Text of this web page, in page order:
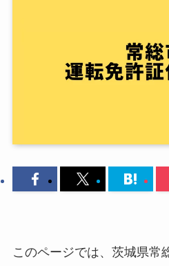
このページでは、茨城県常